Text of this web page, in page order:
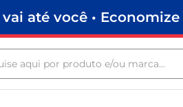
até você • Economize
aqui por produto e/ou marca...